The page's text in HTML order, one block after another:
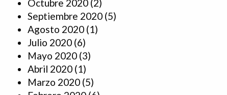
Octubre 2020 (2)
Septiembre 2020 (5)
Agosto 2020 (1)
Julio 2020 (6)
Mayo 2020 (3)
Abril 2020 (1)
Marzo 2020 (5)